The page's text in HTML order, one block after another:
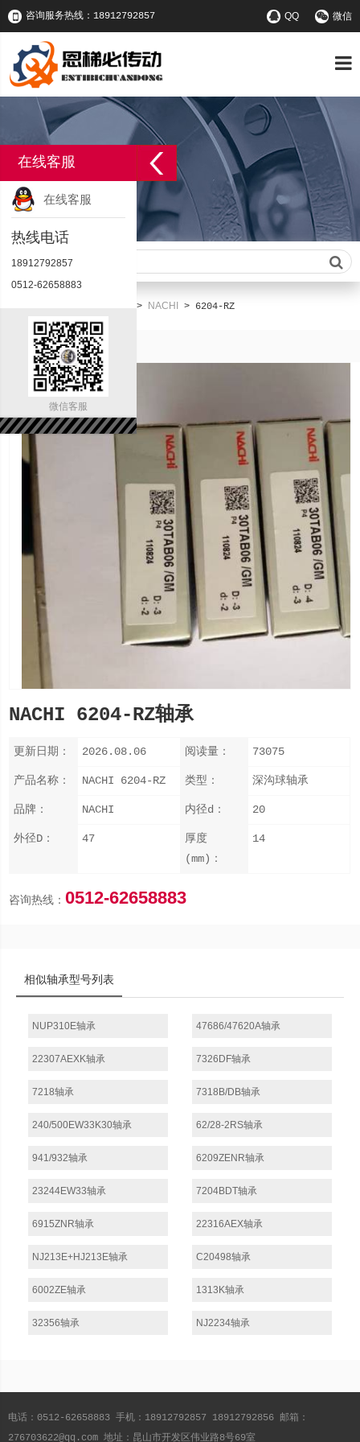
咨询服务热线：18912792857 QQ 微信
请输入查询关键字
> NACHI > 6204-RZ
NACHI 6204-RZ轴承
更新日期： 2026.08.06 阅读量： 73075
产品名称： NACHI 6204-RZ 类型： 深沟球轴承
品牌： NACHI 内径d： 20
外径D： 47
厚度
(mm)：
14
咨询热线：0512-62658883
相似轴承型号列表
NUP310E轴承 47686/47620A轴承
22307AEXK轴承 7326DF轴承
7218轴承 7318B/DB轴承
240/500EW33K30轴承 62/28-2RS轴承
941/932轴承 6209ZENR轴承
23244EW33轴承 7204BDT轴承
6915ZNR轴承 22316AEX轴承
NJ213E+HJ213E轴承 C20498轴承
6002ZE轴承 1313K轴承
32356轴承 NJ2234轴承
电话：0512-62658883 手机：18912792857 18912792856 邮箱：
276703622@qq.com 地址：昆山市开发区伟业路8号69室
在线客服
在线客服
热线电话
18912792857
0512-62658883
微信客服